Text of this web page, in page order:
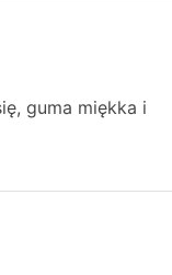
guma miękka i